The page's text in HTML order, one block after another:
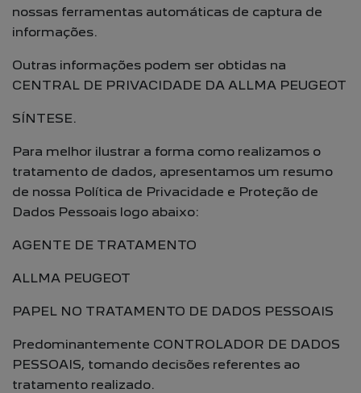
nossas ferramentas automáticas de captura de
informações.
Outras informações podem ser obtidas na
CENTRAL DE PRIVACIDADE DA ALLMA PEUGEOT
SÍNTESE.
Para melhor ilustrar a forma como realizamos o
tratamento de dados, apresentamos um resumo
de nossa Política de Privacidade e Proteção de
Dados Pessoais logo abaixo:
AGENTE DE TRATAMENTO
ALLMA PEUGEOT
PAPEL NO TRATAMENTO DE DADOS PESSOAIS
Predominantemente CONTROLADOR DE DADOS
PESSOAIS, tomando decisões referentes ao
tratamento realizado.